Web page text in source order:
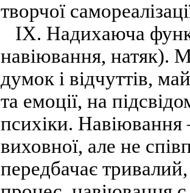
творчої
ІХ. Надихаюча
навіювання, натяк).
думок і відчуттів,
та емоції, на
психіки.
виховної, але не
передбачає